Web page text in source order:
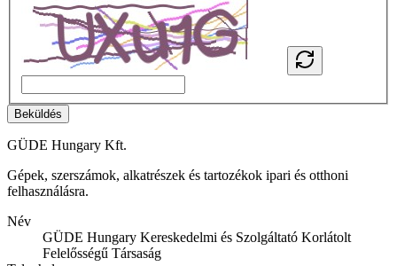
Beküldés
GÜDE Hungary Kft.
Gépek, szerszámok, alkatrészek és tartozékok ipari és otthoni
felhasználásra.
Név
GÜDE Hungary Kereskedelmi és Szolgáltató Korlátolt
Felelősségű Társaság